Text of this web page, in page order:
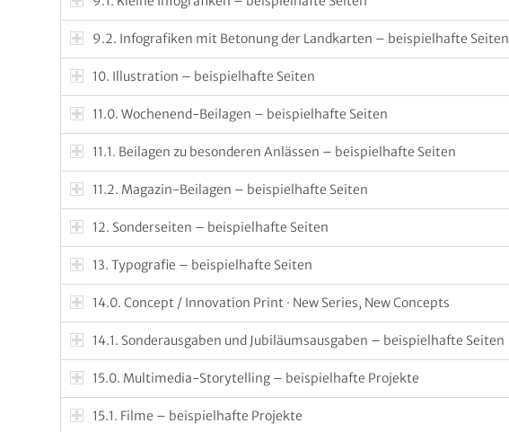
9.2. Infografiken mit Betonung der Landkarten – beispielhafte Seiten
10. Illustration – beispielhafte Seiten
11.0. Wochenend-Beilagen – beispielhafte Seiten
11.1. Beilagen zu besonderen Anlässen – beispielhafte Seiten
11.2. Magazin-Beilagen – beispielhafte Seiten
12. Sonderseiten – beispielhafte Seiten
13. Typografie – beispielhafte Seiten
14.0. Concept / Innovation Print · New Series, New Concepts
14.1. Sonderausgaben und Jubiläumsausgaben – beispielhafte Seiten
15.0. Multimedia-Storytelling – beispielhafte Projekte
15.1. Filme – beispielhafte Projekte